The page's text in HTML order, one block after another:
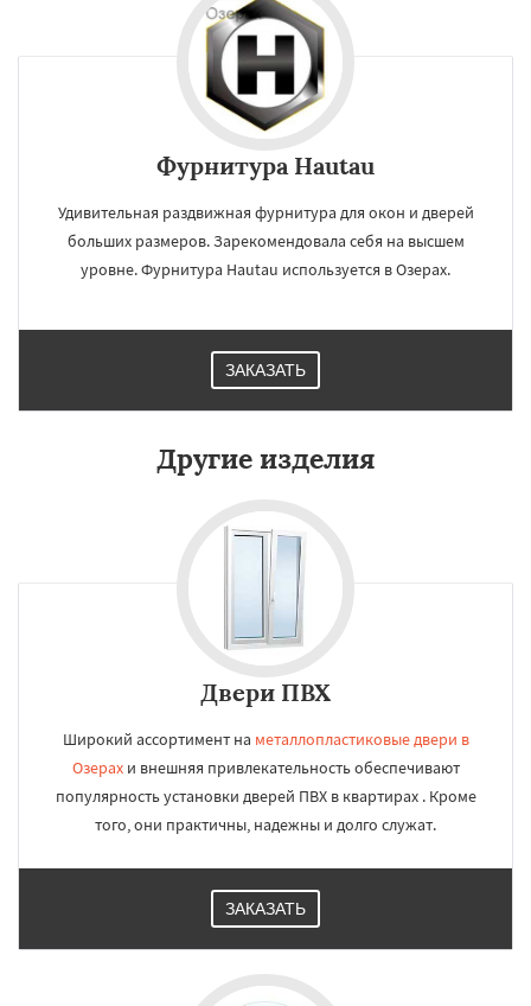
Фурнитура Hautau
Удивительная раздвижная фурнитура для окон и дверей
больших размеров. Зарекомендовала себя на высшем
уровне. Фурнитура Hautau используется в Озерах.
ЗАКАЗАТЬ
Другие изделия
Двери ПВХ
Широкий ассортимент на металлопластиковые двери в
Озерахи внешняя привлекательность обеспечивают
популярность установки дверей ПВХ в квартирах . Кроме
того, они практичны, надежны и долго служат.
ЗАКАЗАТЬ